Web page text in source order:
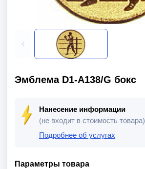
Эмблема D1-A138/G бокс
Нанесение информации
(не входит в стоимость товара)
Подробнее об услугах
Параметры товара